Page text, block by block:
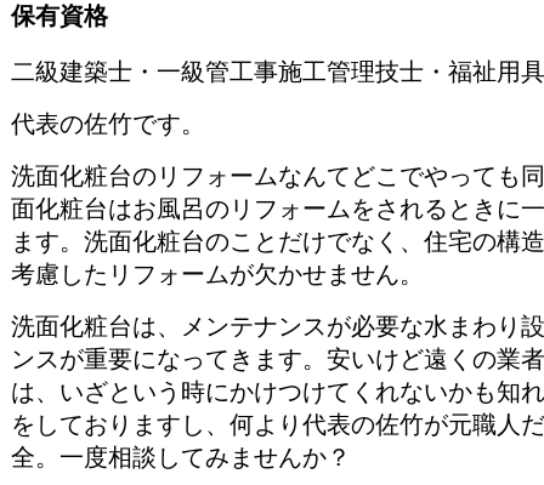
保有資格
二級建築士・一級管工事施工管理技士・福祉用
代表の佐竹です。
洗面化粧台のリフォームなんてどこでやっても
面化粧台はお風呂のリフォームをされるときに
ます。洗面化粧台のことだけでなく、住宅の構
考慮したリフォームが欠かせません。
洗面化粧台は、メンテナンスが必要な水まわり
ンスが重要になってきます。安いけど遠くの業
は、いざという時にかけつけてくれないかも知
をしておりますし、何より代表の佐竹が元職人
全。一度相談してみませんか？